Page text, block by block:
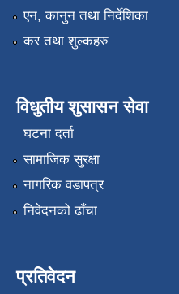
एन, कानुन तथा निर्देशिका
कर तथा शुल्कहरु
विधुतीय शुसासन सेवा
घटना दर्ता
सामाजिक सुरक्षा
नागरिक वडापत्र
निवेदनको ढाँचा
प्रतिवेदन